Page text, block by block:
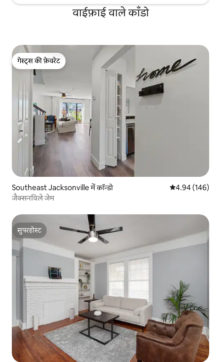
वाईफ़ाई वाले काँडो
गेस्ट्स की फ़ेवरेट
गेस्ट्स की फ़ेवरेट
Southeast Jacksonville में कॉन्डो औसत रेटिंग 5 में से
4.94 (146)
जैक्सनविले जेम
सुपरहोस्ट
सुपरहोस्ट